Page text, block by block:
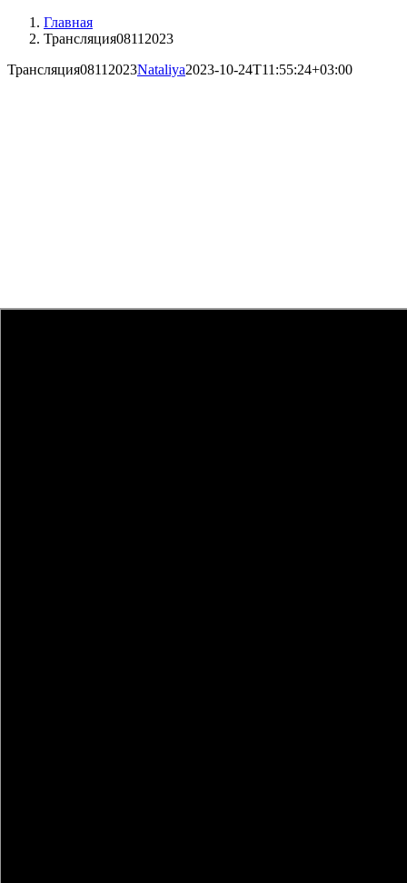
Главная
Трансляция08112023
Трансляция08112023Nataliya2023-10-24T11:55:24+03:00